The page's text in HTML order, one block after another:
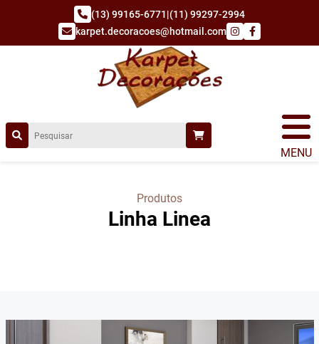
(13) 99165-6771|(11) 99297-2994
karpet.decoracoes@hotmail.com
MENU
Produtos
Linha Linea